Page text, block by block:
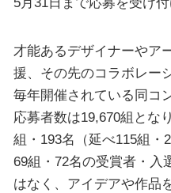
才能あるデザイナーやア
援、その先のコラボレー
毎年開催されている同コ
応募者数は19,670組とな
組・193名（延べ115組・
69組・72名の受賞者・入
はなく、アイデアや作品